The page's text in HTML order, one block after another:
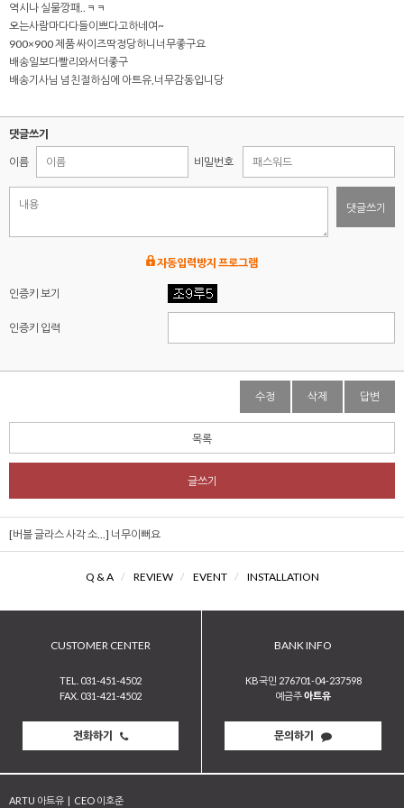
역시나 실물깡패..ㅋㅋ
오는사람마다다들이쁘다고하네여~
900×900 제품 싸이즈딱정당하니너무좋구요
배송일보다빨리와서더좋구
배송기사님 넘친절하심에 아트유,너무감동입니당
댓글쓰기
이름 비밀번호
댓글쓰기
자동입력방지 프로그램
인증키 보기
인증키 입력
수정 삭제 답변
목록
글쓰기
[버블 글라스 사각 소...] 너무이뻐요
Q & A / REVIEW / EVENT / INSTALLATION
CUSTOMER CENTER
TEL. 031-451-4502
FAX. 031-421-4502
전화하기
BANK INFO
KB국민 276701-04-237598
예금주아트유
문의하기
ARTU 아트유 | CEO 이호준